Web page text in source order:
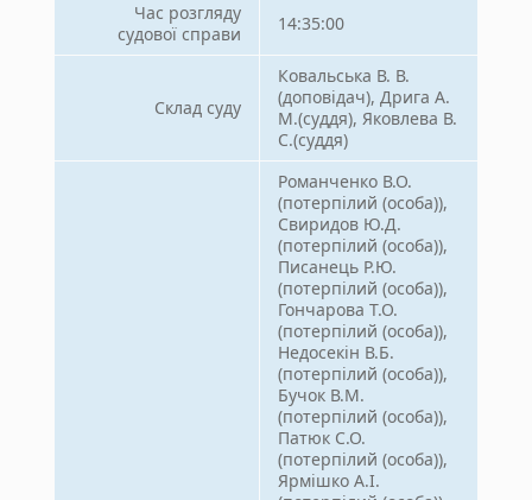
Час розгляду
судової справи
14:35:00
Склад суду
Ковальська В. В.
(доповідач), Дрига А.
М.(суддя), Яковлева В.
С.(суддя)
Романченко В.О.
(потерпілий (особа)),
Свиридов Ю.Д.
(потерпілий (особа)),
Писанець Р.Ю.
(потерпілий (особа)),
Гончарова Т.О.
(потерпілий (особа)),
Недосекін В.Б.
(потерпілий (особа)),
Бучок В.М.
(потерпілий (особа)),
Патюк С.О.
(потерпілий (особа)),
Ярмішко А.І.